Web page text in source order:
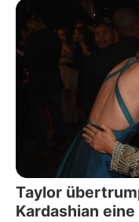
Taylor
Kardashian